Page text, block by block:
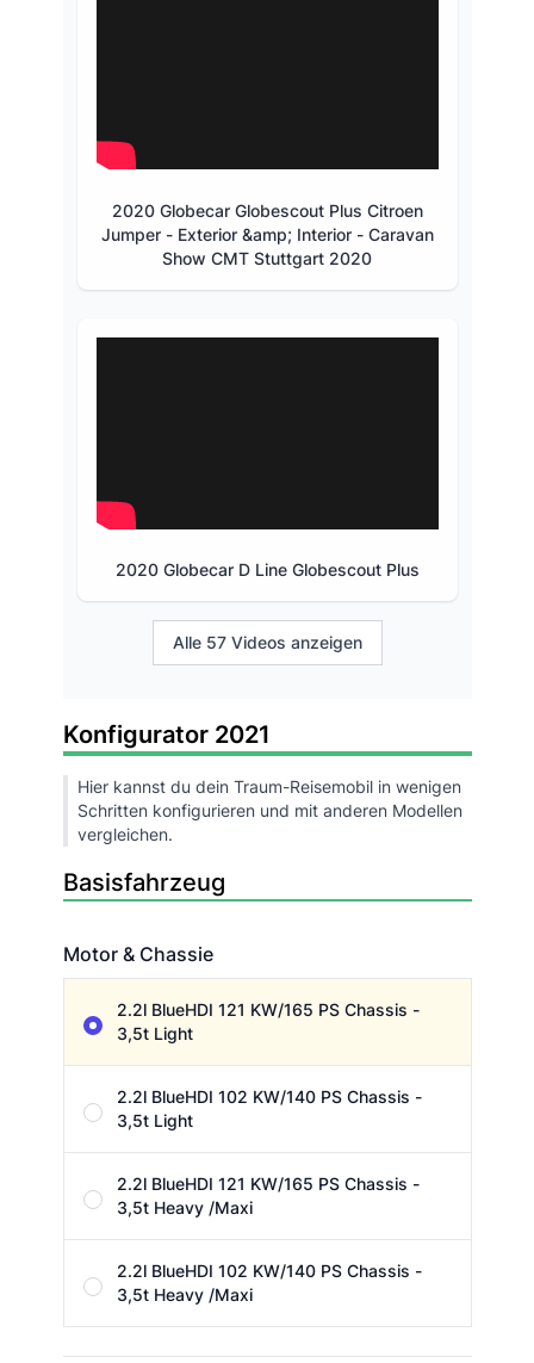
2020 Globecar Globescout Plus Citroen
Jumper - Exterior &amp; Interior - Caravan
Show CMT Stuttgart 2020
2020 Globecar D Line Globescout Plus
Alle 57 Videos anzeigen
Konfigurator 2021
Hier kannst du dein Traum-Reisemobil in wenigen
Schritten konfigurieren und mit anderen Modellen
vergleichen.
Basisfahrzeug
Motor & Chassie
2.2l BlueHDI 121 KW/165 PS Chassis -
3,5t Light
2.2l BlueHDI 102 KW/140 PS Chassis -
3,5t Light
2.2l BlueHDI 121 KW/165 PS Chassis -
3,5t Heavy /Maxi
2.2l BlueHDI 102 KW/140 PS Chassis -
3,5t Heavy /Maxi